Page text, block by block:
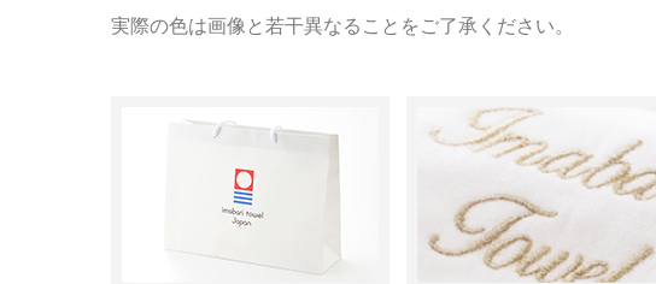
実際の色は画像と若干異なることをご了承ください。